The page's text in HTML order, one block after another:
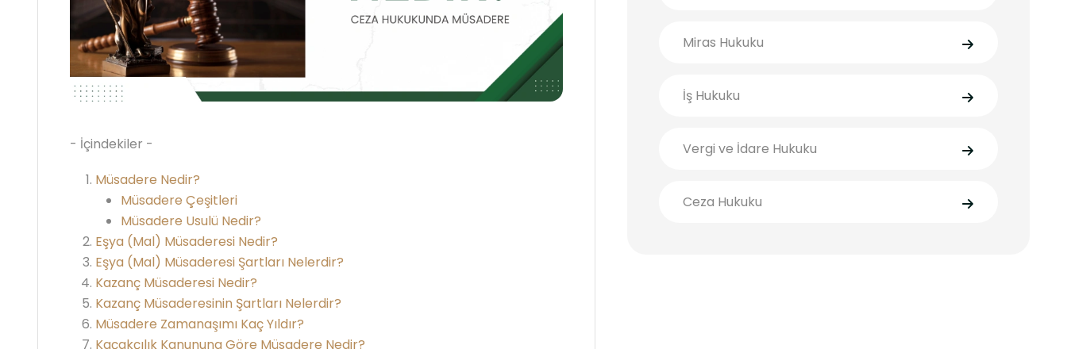
- İçindekiler -
Müsadere Nedir?
Müsadere Çeşitleri
Müsadere Usulü Nedir?
Eşya (Mal) Müsaderesi Nedir?
Eşya (Mal) Müsaderesi Şartları Nelerdir?
Kazanç Müsaderesi Nedir?
Kazanç Müsaderesinin Şartları Nelerdir?
Müsadere Zamanaşımı Kaç Yıldır?
Kaçakçılık Kanununa Göre Müsadere Nedir?
Miras Hukuku
İş Hukuku
Vergi ve İdare Hukuku
Ceza Hukuku